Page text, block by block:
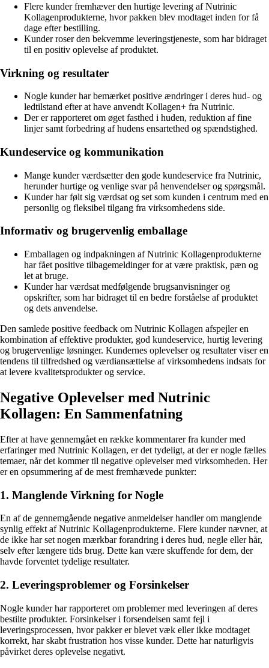
Flere kunder fremhæver den hurtige levering af Nutrinic
Kollagenprodukterne, hvor pakken blev modtaget inden for få
dage efter bestilling.
Kunder roser den bekvemme leveringstjeneste, som har bidraget
til en positiv oplevelse af produktet.
Virkning og resultater
Nogle kunder har bemærket positive ændringer i deres hud- og
ledtilstand efter at have anvendt Kollagen+ fra Nutrinic.
Der er rapporteret om øget fasthed i huden, reduktion af fine
linjer samt forbedring af hudens ensartethed og spændstighed.
Kundeservice og kommunikation
Mange kunder værdsætter den gode kundeservice fra Nutrinic,
herunder hurtige og venlige svar på henvendelser og spørgsmål.
Kunder har følt sig værdsat og set som kunden i centrum med en
personlig og fleksibel tilgang fra virksomhedens side.
Informativ og brugervenlig emballage
Emballagen og indpakningen af Nutrinic Kollagenprodukterne
har fået positive tilbagemeldinger for at være praktisk, pæn og
let at bruge.
Kunder har værdsat medfølgende brugsanvisninger og
opskrifter, som har bidraget til en bedre forståelse af produktet
og dets anvendelse.
Den samlede positive feedback om Nutrinic Kollagen afspejler en
kombination af effektive produkter, god kundeservice, hurtig levering
og brugervenlige løsninger. Kundernes oplevelser og resultater viser en
tendens til tilfredshed og værdiansættelse af virksomhedens indsats for
at levere kvalitetsprodukter og service.
Negative Oplevelser med Nutrinic
Kollagen: En Sammenfatning
Efter at have gennemgået en række kommentarer fra kunder med
erfaringer med Nutrinic Kollagen, er det tydeligt, at der er nogle fælles
temaer, når det kommer til negative oplevelser med virksomheden. Her
er en opsummering af de mest fremhævede punkter:
1. Manglende Virkning for Nogle
En af de gennemgående negative anmeldelser handler om manglende
synlig effekt af Nutrinic Kollagenprodukterne. Flere kunder nævner, at
de ikke har set nogen mærkbar forandring i deres hud, negle eller hår,
selv efter længere tids brug. Dette kan være skuffende for dem, der
havde forventet tydelige resultater.
2. Leveringsproblemer og Forsinkelser
Nogle kunder har rapporteret om problemer med leveringen af deres
bestilte produkter. Forsinkelser i forsendelsen samt fejl i
leveringsprocessen, hvor pakker er blevet væk eller ikke modtaget
korrekt, har skabt frustration hos visse kunder. Dette har naturligvis
påvirket deres oplevelse negativt.